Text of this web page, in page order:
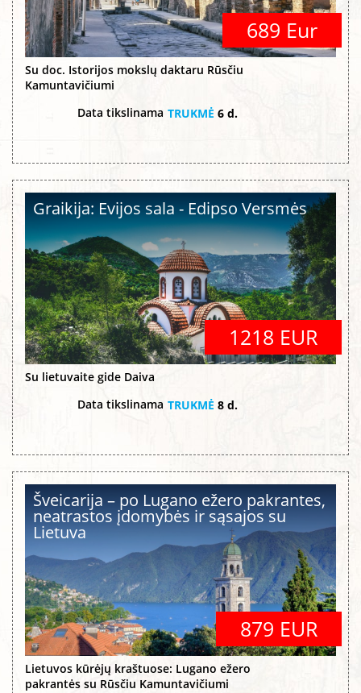
689 Eur
Su doc. Istorijos mokslų daktaru Rūsčiu
Kamuntavičiumi
Data tikslinama TRUKMĖ 6 d.
Graikija: Evijos sala - Edipso Versmės
1218 EUR
Su lietuvaite gide Daiva
Data tikslinama TRUKMĖ 8 d.
Šveicarija – po Lugano ežero pakrantes,
neatrastos įdomybės ir sąsajos su
Lietuva
879 EUR
Lietuvos kūrėjų kraštuose: Lugano ežero
pakrantės su Rūsčiu Kamuntavičiumi